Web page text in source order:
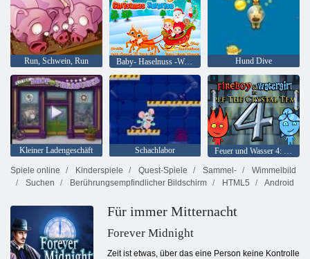
Run, Schwein, Run Baby- Haselnuss -Weihnachtsüberraschung Hund Dive
Kleiner Ladengeschäft Schachlabor
Feuer und Wasser 4: Kristalltempel
Spiele online
Kinderspiele Quest-Spiele Sammel-
Wimmelbild
Suchen
Berührungsempfindlicher Bildschirm HTML5 Android
Für immer Mitternacht
Forever Midnight
Zeit ist etwas, über das eine Person keine Kontrolle